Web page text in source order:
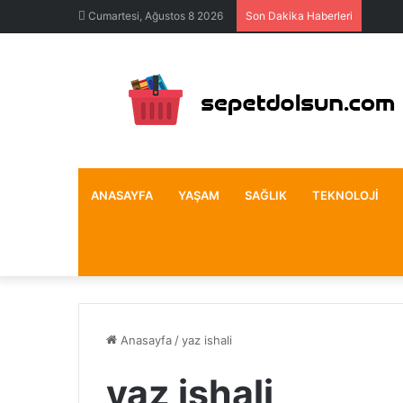
Cumartesi, Ağustos 8 2026 Son Dakika Haberleri
ANASAYFA YAŞAM SAĞLIK TEKNOLOJI
Anasayfa /yaz ishali
yaz ishali